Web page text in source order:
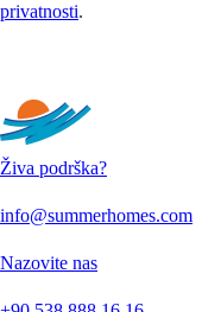
privatnosti.
Živa podrška?
info@summerhomes.com
Nazovite nas